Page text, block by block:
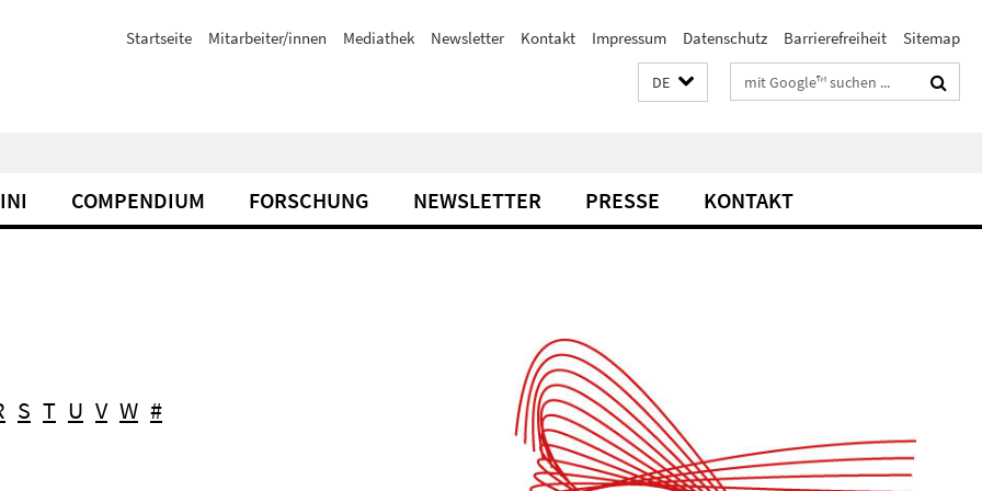
Startseite Mitarbeiter/innen Mediathek Newsletter Kontakt Impressum Datenschutz Barrierefreiheit Sitemap
DE Suchbegriffe
COMPENDIUM FORSCHUNG NEWSLETTER PRESSE KONTAKT
S T U V W #